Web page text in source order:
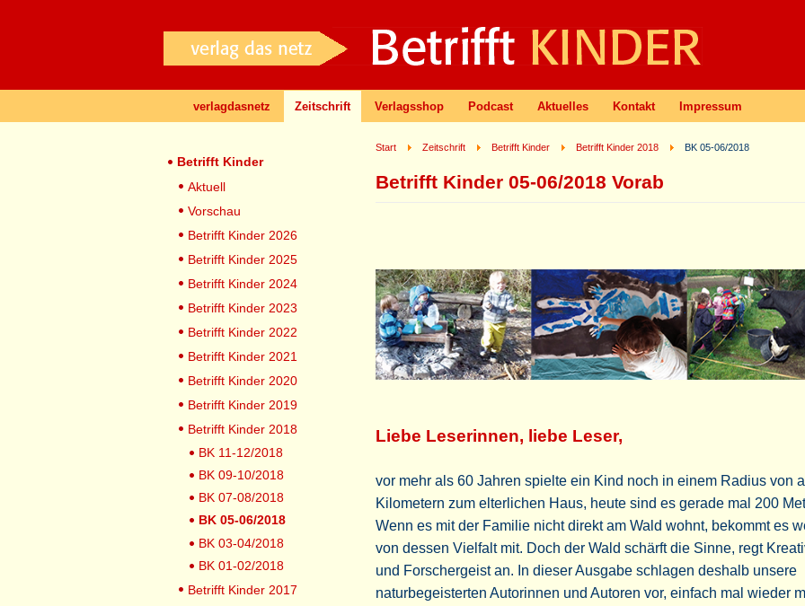
verlagdasnetz Zeitschrift Verlagsshop Podcast Aktuelles Kontakt Impressum
Start Zeitschrift Betrifft Kinder Betrifft Kinder 2018 BK 05-06/2018
Betrifft Kinder 05-06/2018 Vorab
Liebe Leserinnen, liebe Leser,
vor mehr als 60 Jahren spielte ein Kind noch in einem Radius von
Kilometern zum elterlichen Haus, heute sind es gerade mal 200
Wenn es mit der Familie nicht direkt am Wald wohnt, bekommt es
von dessen Vielfalt mit. Doch der Wald schärft die Sinne, regt
und Forschergeist an. In dieser Ausgabe schlagen deshalb unsere
naturbegeisterten Autorinnen und Autoren vor, einfach mal wieder
Betrifft Kinder
Aktuell
Vorschau
Betrifft Kinder 2026
Betrifft Kinder 2025
Betrifft Kinder 2024
Betrifft Kinder 2023
Betrifft Kinder 2022
Betrifft Kinder 2021
Betrifft Kinder 2020
Betrifft Kinder 2019
Betrifft Kinder 2018
BK 11-12/2018
BK 09-10/2018
BK 07-08/2018
BK 05-06/2018
BK 03-04/2018
BK 01-02/2018
Betrifft Kinder 2017